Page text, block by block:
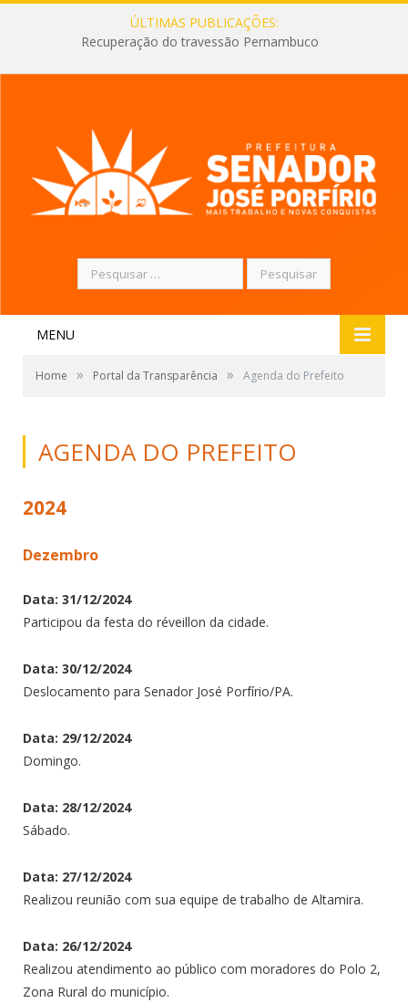
ÚLTIMAS PUBLICAÇÕES:
Recuperação do travessão Pernambuco
Pesquisar
por:
MENU
Home » Portal da Transparência » Agenda do Prefeito
AGENDA DO PREFEITO
2024
Dezembro
Data: 31/12/2024
Participou da festa do réveillon da cidade.
Data: 30/12/2024
Deslocamento para Senador José Porfírio/PA.
Data: 29/12/2024
Domingo.
Data: 28/12/2024
Sábado.
Data: 27/12/2024
Realizou reunião com sua equipe de trabalho de Altamira.
Data: 26/12/2024
Realizou atendimento ao público com moradores do Polo 2,
Zona Rural do município.